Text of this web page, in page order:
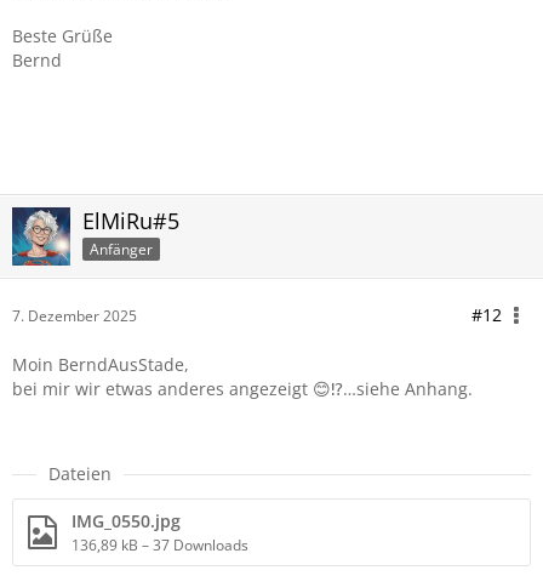
Beste Grüße
Bernd
ElMiRu#5
Anfänger
7. Dezember 2025 #12
Moin BerndAusStade,
bei mir wir etwas anderes angezeigt 😊⁉️…siehe Anhang.
Dateien
IMG_0550.jpg
136,89 kB – 37 Downloads